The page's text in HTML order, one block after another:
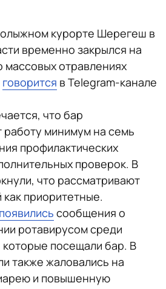
курорте Шерегеш в
временно закрылся на
отравлениях
говорится в Telegram-канале
что бар
работу минимум на семь
профилактических
проверок. В
что рассматривают
приоритетные.
появились сообщения о
ротавирусом среди
которые посещали бар. В
также жаловались на
и повышенную